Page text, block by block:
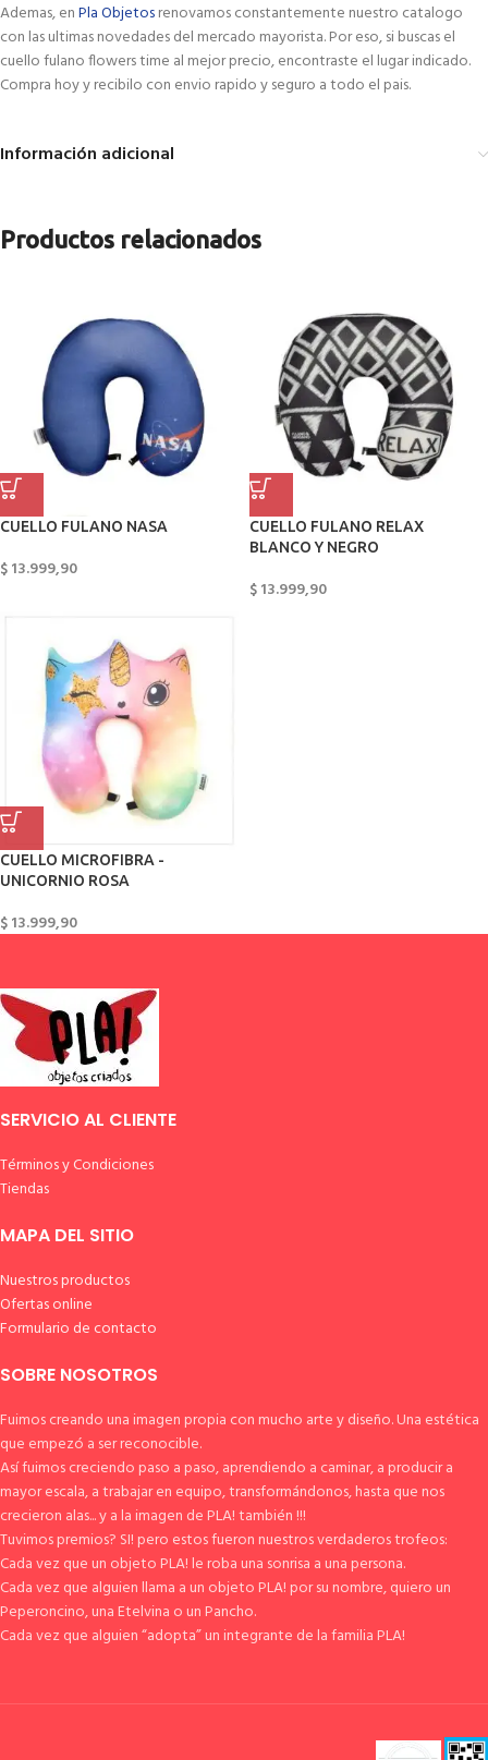
Ademas, enPla Objetosrenovamos constantemente nuestro catalogo
con las ultimas novedades del mercado mayorista. Por eso, si buscas el
cuello fulano flowers time al mejor precio, encontraste el lugar indicado.
Compra hoy y recibilo con envio rapido y seguro a todo el pais.
Información adicional
Productos relacionados
CUELLO FULANO NASA
$13.999,90
CUELLO FULANO RELAX
BLANCO Y NEGRO
$13.999,90
CUELLO MICROFIBRA -
UNICORNIO ROSA
$13.999,90
SERVICIO AL CLIENTE
Términos y Condiciones
Tiendas
MAPA DEL SITIO
Nuestros productos
Ofertas online
Formulario de contacto
SOBRE NOSOTROS
Fuimos creando una imagen propia con mucho arte y diseño. Una estética
que empezó a ser reconocible.
Así fuimos creciendo paso a paso, aprendiendo a caminar, a producir a
mayor escala, a trabajar en equipo, transformándonos, hasta que nos
crecieron alas... y a la imagen de PLA! también !!!
Tuvimos premios? SI! pero estos fueron nuestros verdaderos trofeos:
Cada vez que un objeto PLA! le roba una sonrisa a una persona.
Cada vez que alguien llama a un objeto PLA! por su nombre, quiero un
Peperoncino, una Etelvina o un Pancho.
Cada vez que alguien “adopta” un integrante de la familia PLA!